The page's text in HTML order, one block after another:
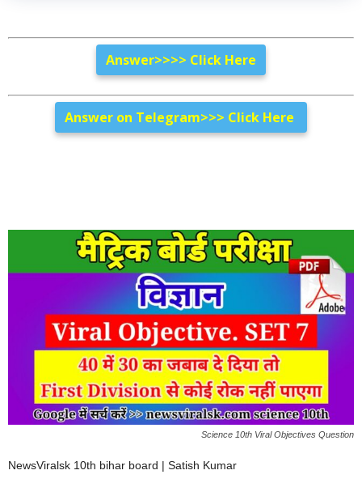
Answer>>>> Click Here
Answer on Telegram>>> Click Here
Science 10th Viral Objectives Question
NewsViralsk 10th bihar board | Satish Kumar